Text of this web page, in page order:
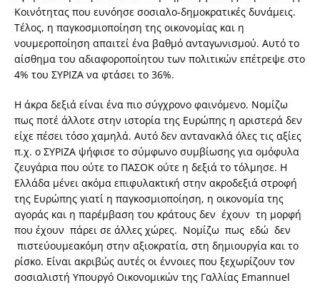
Κοινότητας που ευνόησε σοσιαλο-δημοκρατικές δυνάμεις.
Τέλος, η παγκοσμιοποίηση της οικονομίας και η
νουμεροποίηση απαιτεί ένα βαθμό ανταγωνισμού. Αυτό το
αίσθημα του αδιαφοροποίητου των πολιτικών επέτρεψε στο
4% του ΣΥΡΙΖΑ να φτάσει το 36%.
Η άκρα δεξιά είναι ένα πιο σύγχρονο φαινόμενο. Νομίζω
πως ποτέ άλλοτε στην ιστορία της Ευρώπης η αριστερά δεν
είχε πέσει τόσο χαμηλά. Αυτό δεν αντανακλά όλες τις αξίες
π.χ. ο ΣΥΡΙΖΑ ψήφισε το σύμφωνο συμβίωσης για ομόφυλα
ζευγάρια που ούτε το ΠΑΣΟΚ ούτε η δεξιά το τόλμησε. Η
Ελλάδα μένει ακόμα επιφυλακτική στην ακροδεξιά στροφή
της Ευρώπης γιατί η παγκοσμιοποίηση, η οικονομία της
αγοράς και η παρέμβαση του κράτους δεν έχουν τη μορφή
που έχουν πάρει σε άλλες χώρες. Νομίζω πως εδώ δεν
πιστεύουμεακόμη στην αξιοκρατία, στη δημιουργία και το
ρίσκο. Είναι ακριβώς αυτές οι έννοιες που ξεχωρίζουν τον
σοσιαλιστή Υπουργό Οικονομικών της Γαλλίας Emannuel